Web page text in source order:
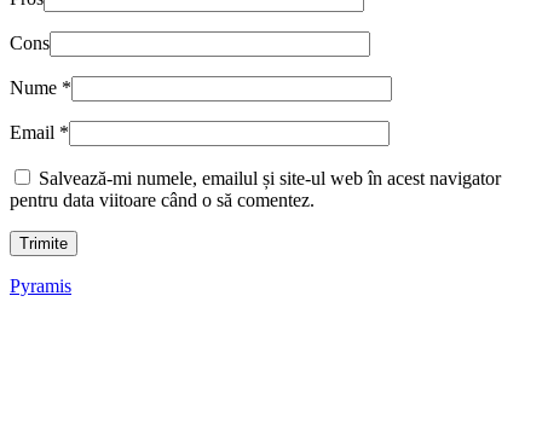
Cons
Nume *
Email *
Salvează-mi numele, emailul și site-ul web în acest navigator
pentru data viitoare când o să comentez.
Pyramis